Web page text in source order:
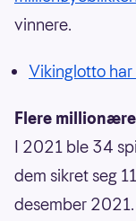
vinnere.
Vikinglotto
Flere
I 2021 ble 34
dem sikret seg
desember 2021.